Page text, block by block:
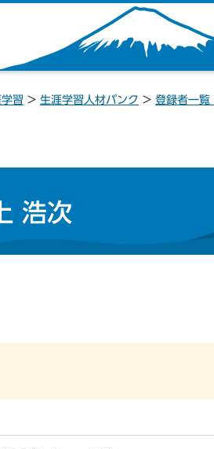
習 > 生涯学習人材バンク > 登録者一覧
浩次